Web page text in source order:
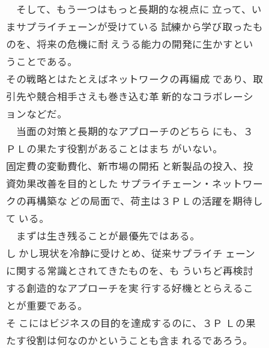
そして、もう一つはもっと長期的な視点に 立って、い
まサプライチェーンが受けている 試練から学び取ったも
のを、将来の危機に耐 えうる能力の開発に生かすとい
うことである。
その戦略とはたとえばネットワークの再編成 であり、取
引先や競合相手さえも巻き込む革 新的なコラボレーシ
ョンなどだ。
当面の対策と長期的なアプローチのどちら にも、３
ＰＬの果たす役割があることはまち がいない。
固定費の変動費化、新市場の開拓 と新製品の投入、投
資効果改善を目的とした サプライチェーン・ネットワー
クの再構築な どの局面で、荷主は３ＰＬの活躍を期待し
て いる。
まずは生き残ることが最優先ではある。
し かし現状を冷静に受けとめ、従来サプライチ ェーン
に関する常識とされてきたものを、も ういちど再検討
する創造的なアプローチを実 行する好機ととらえるこ
とが重要である。
そ こにはビジネスの目的を達成するのに、３Ｐ Ｌの果
たす役割は何なのかということも含ま れるであろう。